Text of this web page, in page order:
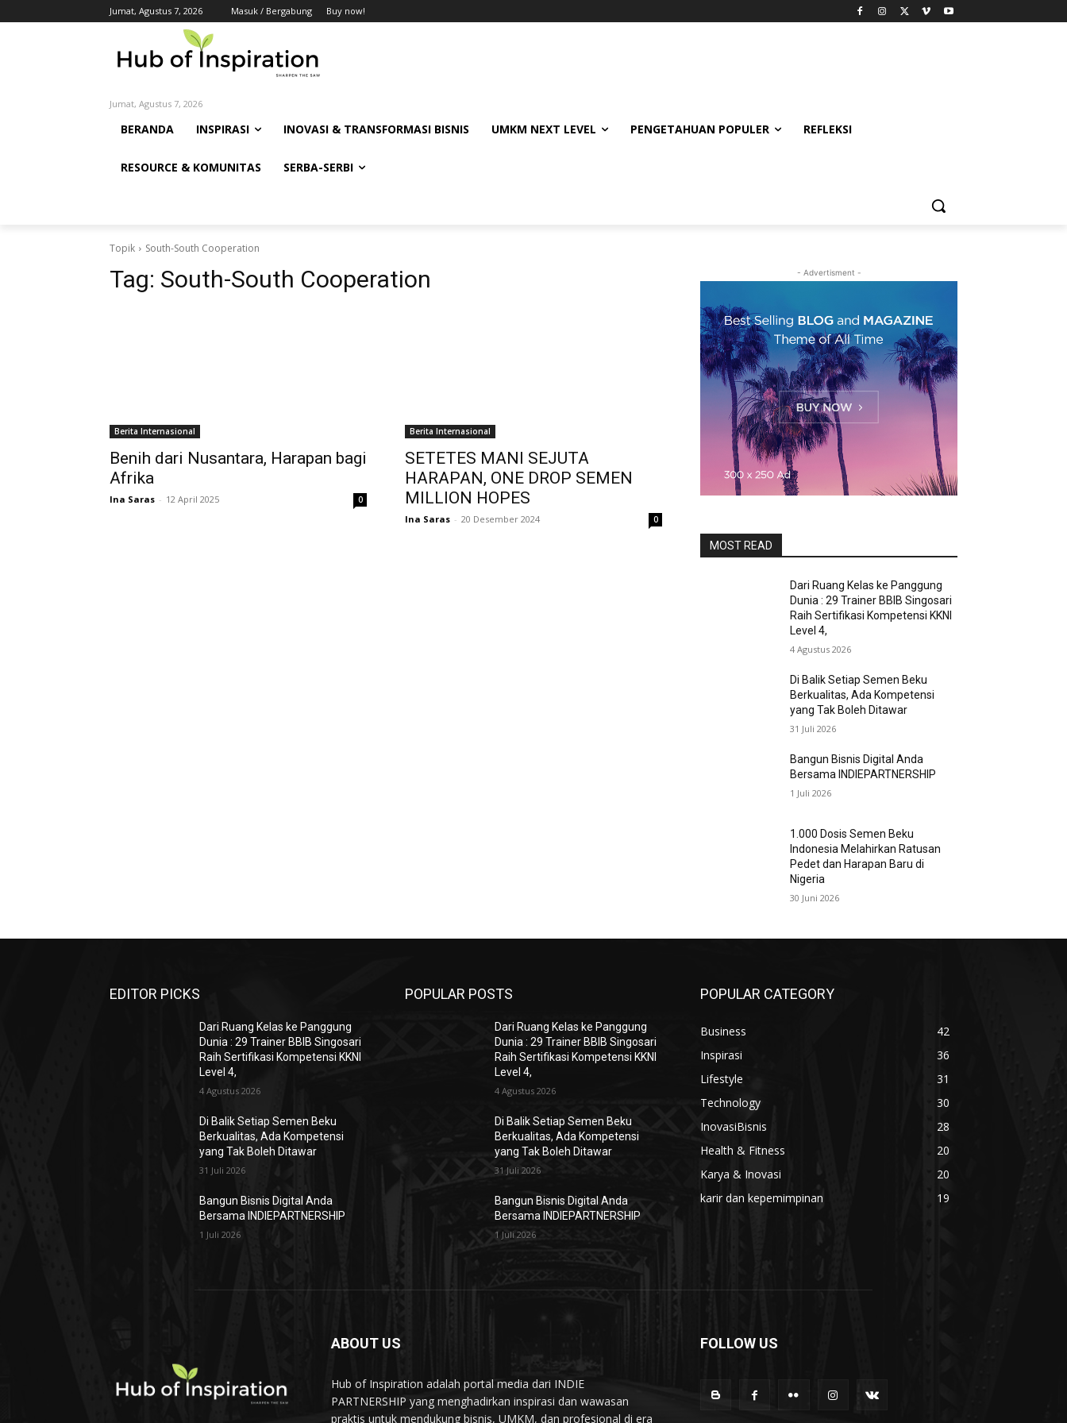
Jumat, Agustus 7, 2026 Masuk / Bergabung Buy now!
Jumat, Agustus 7, 2026
BERANDA INSPIRASI INOVASI & TRANSFORMASI BISNIS UMKM NEXT LEVEL PENGETAHUAN POPULER REFLEKSI
RESOURCE & KOMUNITAS SERBA-SERBI
Topik South-South Cooperation
Tag: South-South Cooperation
Berita Internasional
Benih dari Nusantara, Harapan bagi
Afrika
Ina Saras - 12 April 2025 0
Berita Internasional
SETETES MANI SEJUTA
HARAPAN, ONE DROP SEMEN
MILLION HOPES
Ina Saras - 20 Desember 2024 0
- Advertisment -
MOST READ
Dari Ruang Kelas ke Panggung
Dunia : 29 Trainer BBIB Singosari
Raih Sertifikasi Kompetensi KKNI
Level 4,
4 Agustus 2026
Di Balik Setiap Semen Beku
Berkualitas, Ada Kompetensi
yang Tak Boleh Ditawar
31 Juli 2026
Bangun Bisnis Digital Anda
Bersama INDIEPARTNERSHIP
1 Juli 2026
1.000 Dosis Semen Beku
Indonesia Melahirkan Ratusan
Pedet dan Harapan Baru di
Nigeria
30 Juni 2026
EDITOR PICKS
Dari Ruang Kelas ke Panggung
Dunia : 29 Trainer BBIB Singosari
Raih Sertifikasi Kompetensi KKNI
Level 4,
4 Agustus 2026
Di Balik Setiap Semen Beku
Berkualitas, Ada Kompetensi
yang Tak Boleh Ditawar
31 Juli 2026
Bangun Bisnis Digital Anda
Bersama INDIEPARTNERSHIP
1 Juli 2026
POPULAR POSTS
Dari Ruang Kelas ke Panggung
Dunia : 29 Trainer BBIB Singosari
Raih Sertifikasi Kompetensi KKNI
Level 4,
4 Agustus 2026
Di Balik Setiap Semen Beku
Berkualitas, Ada Kompetensi
yang Tak Boleh Ditawar
31 Juli 2026
Bangun Bisnis Digital Anda
Bersama INDIEPARTNERSHIP
1 Juli 2026
POPULAR CATEGORY
Business
42
Inspirasi
36
Lifestyle
31
Technology
30
InovasiBisnis
28
Health & Fitness
20
Karya & Inovasi
20
karir dan kepemimpinan
19
ABOUT US
Hub of Inspiration adalah portal media dari INDIE
PARTNERSHIP yang menghadirkan inspirasi dan wawasan
praktis untuk mendukung bisnis, UMKM, dan profesional di era
FOLLOW US